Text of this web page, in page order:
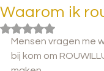
Waarom ik
Beoordeeld met
Mensen vragen me
bij kom om